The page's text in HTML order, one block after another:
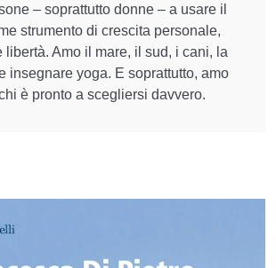
– soprattutto donne – a usare il
strumento di crescita personale,
libertà. Amo il mare, il sud, i cani, la
insegnare yoga. E soprattutto, amo
è pronto a scegliersi davvero.